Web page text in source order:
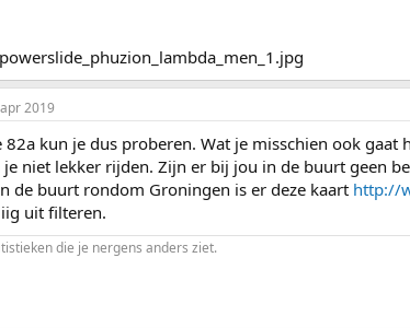
2019
82a kun je dus proberen. Wat je misschien ook
je niet lekker rijden. Zijn er bij jou in de buurt geen
de buurt rondom Groningen is er deze kaart http://
uit filteren.
die je nergens anders ziet.